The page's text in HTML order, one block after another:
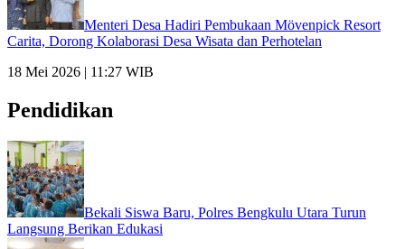
Menteri Desa Hadiri Pembukaan Mövenpick Resort
Carita, Dorong Kolaborasi Desa Wisata dan Perhotelan
18 Mei 2026 | 11:27 WIB
Pendidikan
Bekali Siswa Baru, Polres Bengkulu Utara Turun
Langsung Berikan Edukasi